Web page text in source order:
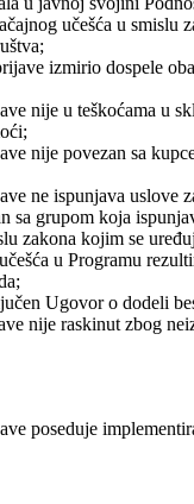
učešća u smislu
izmirio dospele
nije u teškoćama u
nije povezan sa
ne ispunjava uslove
sa grupom koja
zakona kojim se
u Programu
Ugovor o dodeli
nije raskinut zbog
poseduje